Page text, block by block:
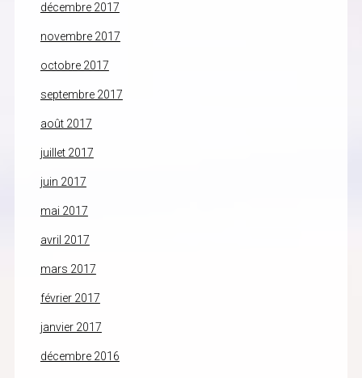
décembre 2017
novembre 2017
octobre 2017
septembre 2017
août 2017
juillet 2017
juin 2017
mai 2017
avril 2017
mars 2017
février 2017
janvier 2017
décembre 2016